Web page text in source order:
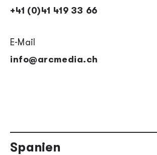
+41 (0)41 419 33 66
E-Mail
info@arcmedia.ch
Spanien